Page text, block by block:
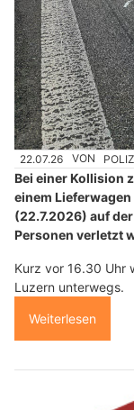
22.07.26 VON
Bei einer Kollision
einem
(22.7.2026) auf der
Personen verletzt
Kurz vor 16.30 Uhr
Luzern unterwegs.
Weiterlesen